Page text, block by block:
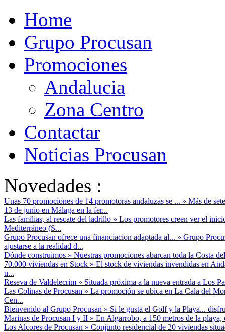
Home
Grupo Procusan
Promociones
Andalucia
Zona Centro
Contactar
Noticias Procusan
Novedades :
Unas 70 promociones de 14 promotoras andaluzas se ... » Más de
13 de junio en Málaga en la fer...
Las familias, al rescate del ladrillo » Los promotores creen ver el
Mediterráneo (S...
Grupo Procusan ofrece una financiacion adaptada al... » Grupo
ajustarse a la realidad d...
Dónde construimos » Nuestras promociones abarcan toda la Costa
70.000 viviendas en Stock » El stock de viviendas invendidas en
u...
Reseva de Valdelecrim » Situada próxima a la nueva entrada a Los
Las Colinas de Procusan » La promoción se ubica en La Cala del
Cen...
Bienvenido al Grupo Procusan » Si le gusta el Golf y la Playa...
Marinas de Procusan I y II » En Algarrobo, a 150 metros de la
Los Alcores de Procusan » Conjunto residencial de 20 viviendas